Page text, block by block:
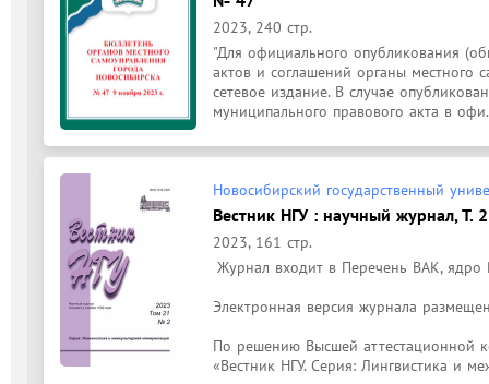
2023, 240 стр.
"Для официального опубликования
актов и соглашений органы местного
сетевое издание. В случае
муниципального правового акта в
Новосибирский государственный
Вестник НГУ : научный журнал, Т.
2023, 161 стр.
Электронная версия журнала
По решению Высшей аттестационной
«Вестник НГУ. Серия: Лингвистика и